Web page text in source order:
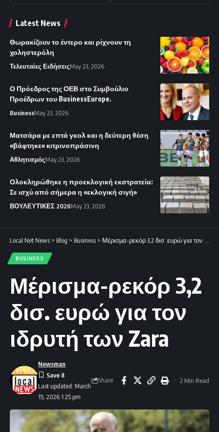
Latest News
Θωρακίζουν το έντερο και ρίχνουν τη
χοληστερόλη
Τελευταίες ΕιδήσειςMay 23, 2026
Ο Πρόεδρος της ΟΕΒ στο Συμβούλιο
Προέδρων του BusinessEurope.
BusinessMay 23, 2026
Ματσάρα με επτά γκολ και η δεύτερη θέση
«βάφτηκε» κιτρινοπράσινη
ΑθλητισμόςMay 23, 2026
Ολοκληρώθηκε η προεκλογική εκστρατεία:
Σε ισχύ από σήμερα η «εκλογική σιγή»
ΒΟΥΛΕΥΤΙΚΕΣ 2026May 23, 2026
Local Net News > Blog > Business > Μέρισμα-ρεκόρ 3,2 δισ. ευρώ για τον ιδρυτή των Zara
BUSINESS
Μέρισμα-ρεκόρ 3,2
δισ. ευρώ για τον
ιδρυτή των Zara
Last updated: March
15, 2026 1:25 pm
Newsman
Share 2 Min Read